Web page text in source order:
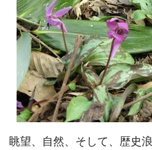
眺望、自然、そして、歴史